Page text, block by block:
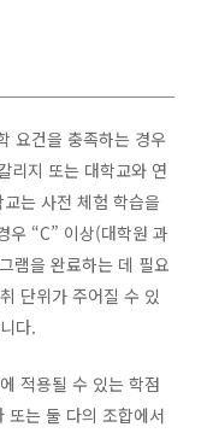
요건을 충족하는 경우
리지 또는 대학교와 연
는 사전 체험 학습을
우 “C” 이상(대학원 과
램을 완료하는 데 필요
단위가 주어질 수 있
다.
적용될 수 있는 학점
는 둘 다의 조합에서